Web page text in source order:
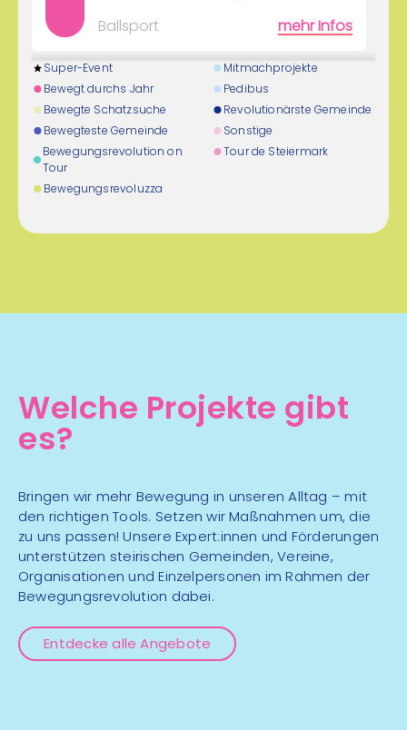
Ballsport mehr Infos
06
Aug
16:00 - 17:30 Uhr
Trainingsplatz bzw.
Veranstaltungshalle
Lieboch
Fit durch Bewegung für
19:00 - 20:00 Uhr SV Thal
Ballsport mehr Infos
06
Aug
TSC Eleganza,
Perschlerstraße 3, 8580
Köflach
Hobbytanzen für
Senior:innen
Tanzen
Super-Event
Bewegt durchs Jahr
Bewegte Schatzsuche
Bewegteste Gemeinde
Bewegungsrevolution on
Tour
Bewegungsrevoluzza
Mitmachprojekte
Pedibus
Revolutionärste Gemeinde
Sonstige
Tour de Steiermark
Welche Projekte gibt
es?
Bringen wir mehr Bewegung in unseren Alltag – mit
den richtigen Tools. Setzen wir Maßnahmen um, die
zu uns passen! Unsere Expert:innen und Förderungen
unterstützen steirischen Gemeinden, Vereine,
Organisationen und Einzelpersonen im Rahmen der
Bewegungsrevolution dabei.
Entdecke alle Angebote